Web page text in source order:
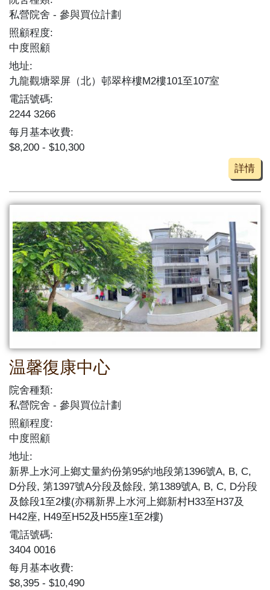
私營院舍
參與買位計劃
照顧程度:
中度照顧
地址:
九龍觀塘翠屏（北）邨翠梓樓M2樓101至107室
電話號碼:
2244 3266
每月基本收費:
$8,200 - $10,300
詳情
温馨復康中心
院舍種類:
私營院舍
參與買位計劃
照顧程度:
中度照顧
地址:
新界上水河上鄉丈量約份第95約地段第1396號A, B, C,
D分段, 第1397號A分段及餘段, 第1389號A, B, C, D分段
及餘段1至2樓(亦稱新界上水河上鄉新村H33至H37及
H42座, H49至H52及H55座1至2樓)
電話號碼:
3404 0016
每月基本收費:
$8,395 - $10,490